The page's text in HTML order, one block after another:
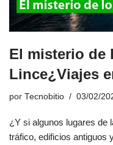
El misterio de
Lince¿Viajes
por Tecnobitio 03/02/
¿Y si algunos lugares de
tráfico, edificios antiguos